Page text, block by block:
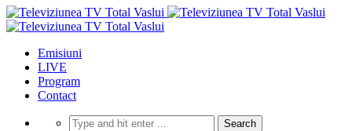
Emisiuni
LIVE
Program
Contact